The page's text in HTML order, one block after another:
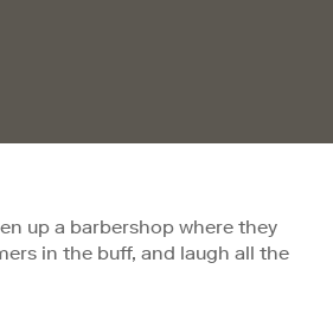
up a barbershop where they
in the buff, and laugh all the